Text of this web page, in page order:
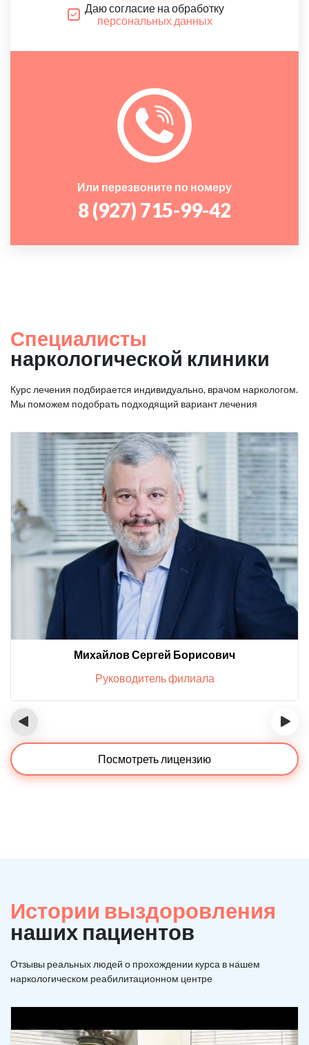
Даю согласие на обработку
персональных данных
Или перезвоните по номеру
8 (927) 715-99-42
Специалисты
наркологической клиники
Курс лечения подбирается индивидуально, врачом наркологом.
Мы поможем подобрать подходящий вариант лечения
Михайлов Сергей Борисович
Руководитель филиала
‹ ›
Посмотреть лицензию
Истории выздоровления
наших пациентов
Отзывы реальных людей о прохождении курса в нашем
наркологическом реабилитационном центре